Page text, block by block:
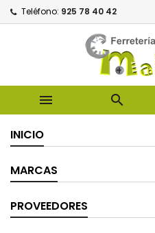
Teléfono: 925 78 40 42
 
INICIO
MARCAS
PROVEEDORES